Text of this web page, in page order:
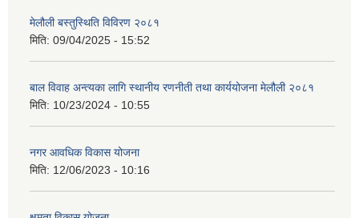
मेलौली बस्तुस्थिति विविरण २०८१
मिति: 09/04/2025 - 15:52
बाल विवाह अन्त्यका लागि स्थानीय रणनीती तथा कार्ययोजना मेलौली २०८१
मिति: 10/23/2024 - 10:55
नगर आवधिक विकास योजना
मिति: 12/06/2023 - 10:16